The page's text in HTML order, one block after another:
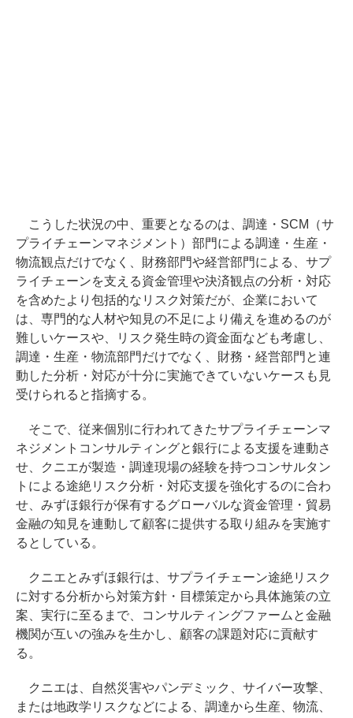
こうした状況の中、重要となるのは、調達・SCM（サ
プライチェーンマネジメント）部門による調達・生産・
物流観点だけでなく、財務部門や経営部門による、サプ
ライチェーンを支える資金管理や決済観点の分析・対応
を含めたより包括的なリスク対策だが、企業において
は、専門的な人材や知見の不足により備えを進めるのが
難しいケースや、リスク発生時の資金面なども考慮し、
調達・生産・物流部門だけでなく、財務・経営部門と連
動した分析・対応が十分に実施できていないケースも見
受けられると指摘する。
そこで、従来個別に行われてきたサプライチェーンマ
ネジメントコンサルティングと銀行による支援を連動さ
せ、クニエが製造・調達現場の経験を持つコンサルタン
トによる途絶リスク分析・対応支援を強化するのに合わ
せ、みずほ銀行が保有するグローバルな資金管理・貿易
金融の知見を連動して顧客に提供する取り組みを実施す
るとしている。
クニエとみずほ銀行は、サプライチェーン途絶リスク
に対する分析から対策方針・目標策定から具体施策の立
案、実行に至るまで、コンサルティングファームと金融
機関が互いの強みを生かし、顧客の課題対応に貢献す
る。
クニエは、自然災害やパンデミック、サイバー攻撃、
または地政学リスクなどによる、調達から生産、物流、